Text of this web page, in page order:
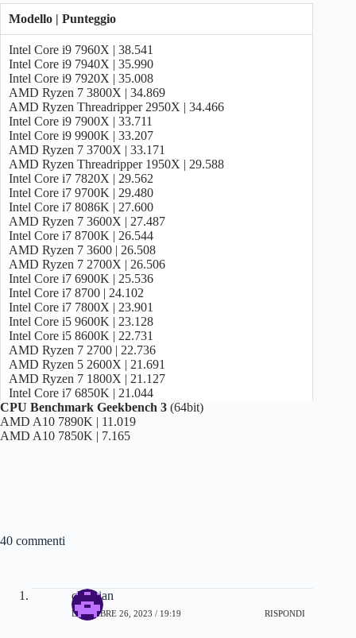
Intel Core i7 9800X | 9.507
AMD Ryzen 7 3800X | 9.149
AMD Ryzen 7 3700X | 8.940
Intel Core i7 11700 | 8.801
Intel Core i9 9900K | 8.710
Intel Core i9 9900 | 8.273
AMD Ryzen 5 5600X | 8.174
Intel Core i5 11600K | 8.086
Intel Core i7 10700K | 8.039
AMD Ryzen 5 5600 | 7.809
Intel Core i7 9700K | 7.456
AMD Ryzen 7 2700X | 7.353
AMD Ryzen 5 5600G | 7.322
Intel Core i5 11600 | 7183
AMD Ryzen 5 5500 | 7.146
AMD Ryzen 5 3600X | 7.142
Intel Core i5 11400 | 7.141
Intel Core i7 8086K | 7.121
Intel Core i5 10600 | 7.100
Intel Core i7 9700 | 6.997
AMD Ryzen 5 3600 | 6.894
Intel Core i7 8700K | 6.753
AMD Ryzen 7 2700 | 6.286
Intel Core i5 10500 | 6.099
Intel Core i7 8700 | 5.952
AMD Ryzen 5 2600X | 5.951
Intel Core i5 8600K | 5.818
Intel Core i5 10400 | 5.728
Intel Core i5 9600K | 5.650
AMD Ryzen 5 2600 | 5.410
Intel Core i5 9400 | 4.496
Modello | Punteggio
Intel Core i9 7960X | 38.541
Intel Core i9 7940X | 35.990
Intel Core i9 7920X | 35.008
AMD Ryzen 7 3800X | 34.869
AMD Ryzen Threadripper 2950X | 34.466
Intel Core i9 7900X | 33.711
Intel Core i9 9900K | 33.207
AMD Ryzen 7 3700X | 33.171
AMD Ryzen Threadripper 1950X | 29.588
Intel Core i7 7820X | 29.562
Intel Core i7 9700K | 29.480
Intel Core i7 8086K | 27.600
AMD Ryzen 7 3600X | 27.487
Intel Core i7 8700K | 26.544
AMD Ryzen 7 3600 | 26.508
AMD Ryzen 7 2700X | 26.506
Intel Core i7 6900K | 25.536
Intel Core i7 8700 | 24.102
Intel Core i7 7800X | 23.901
Intel Core i5 9600K | 23.128
Intel Core i5 8600K | 22.731
AMD Ryzen 7 2700 | 22.736
AMD Ryzen 5 2600X | 21.691
AMD Ryzen 7 1800X | 21.127
Intel Core i7 6850K | 21.044
AMD Ryzen 7 1700X | 20.600
AMD Ryzen 5 2600 | 20.562
Intel Core i7 6800K | 20.419
AMD Ryzen 5 1600 | 17.602
Intel Core i5 6600K | 14.491
AMD Ryzen 5 1500 | 12.998
Intel Core i5 7500 | 12.687
CPU Benchmark Geekbench 3 (64bit)
AMD A10 7890K | 11.019
AMD A10 7850K | 7.165
40 commenti
christian
DICEMBRE 26, 2023 / 19:19 RISPONDI